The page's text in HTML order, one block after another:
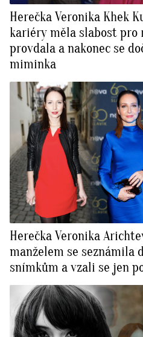
Herečka Veronika Khek
kariéry měla slabost pro
provdala a nakonec se
miminka
Herečka Veronika
manželem se seznámila
snímkům a vzali se jen